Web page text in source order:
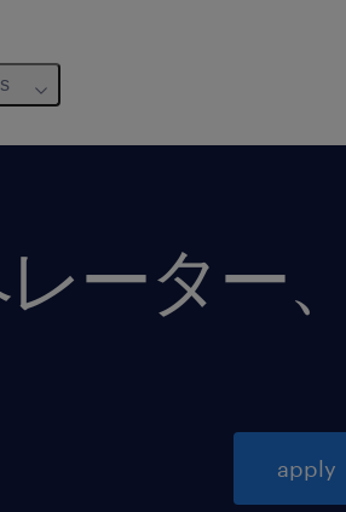
ーター、
apply